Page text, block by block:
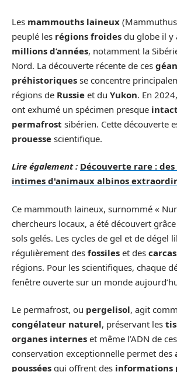
Les mammouths laineux
peuplé les régions froides du globe il y
millions d’années, notamment la
Nord. La découverte récente de ces
préhistoriques se concentre
régions de Russie et du Yukon. En
ont exhumé un spécimen presque intact
permafrost sibérien. Cette découverte
prouesse scientifique.
Lire également : Découverte rare :
intimes d'animaux albinos
Ce mammouth laineux, surnommé «
chercheurs locaux, a été découvert grâce
sols gelés. Les cycles de gel et de dégel
régulièrement des fossiles et des
régions. Pour les scientifiques, chaque
fenêtre ouverte sur un monde
Le permafrost, ou pergelisol, agit
congélateur naturel, préservant les
organes internes et même l’ADN de
conservation exceptionnelle permet des
poussées qui offrent des informations